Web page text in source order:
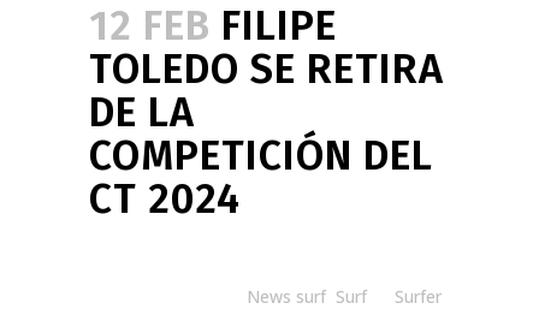
12 FEB FILIPE
TOLEDO SE RETIRA
DE LA
COMPETICIÓN DEL
CT 2024
News surf Surf
Surfer